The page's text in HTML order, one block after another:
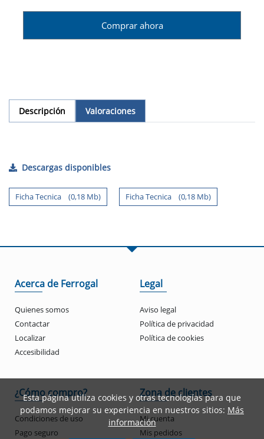
Comprar ahora
Descripción Valoraciones
Descargas disponibles
Ficha Tecnica (0,18 Mb) Ficha Tecnica (0,18 Mb)
Acerca de Ferrogal
Quienes somos
Contactar
Localizar
Accesibilidad
Legal
Aviso legal
Política de privacidad
Política de cookies
¿Cómo compro?
Condiciones de uso
Pago seguro
Zona de clientes
Mi cuenta
Mis pedidos
Esta página utiliza cookies y otras tecnologías para que
podamos mejorar su experiencia en nuestros sitios: Más
información